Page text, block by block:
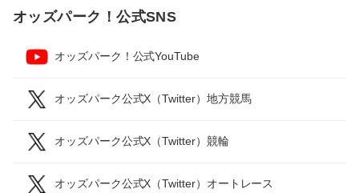
オッズパーク！公式SNS
オッズパーク！公式YouTube
オッズパーク公式X（Twitter）地方競馬
オッズパーク公式X（Twitter）競輪
オッズパーク公式X（Twitter）オートレース